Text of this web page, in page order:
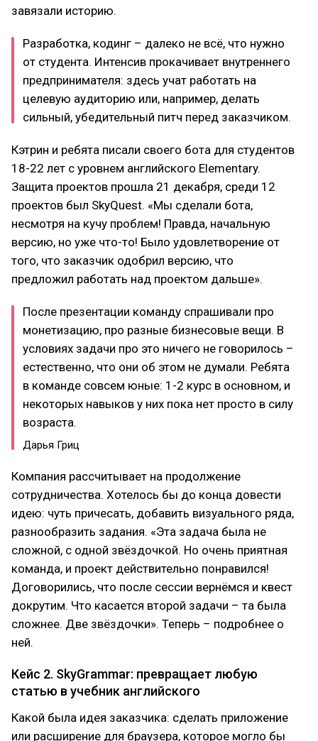
завязали историю.
Разработка, кодинг – далеко не всё, что нужно
от студента. Интенсив прокачивает внутреннего
предпринимателя: здесь учат работать на
целевую аудиторию или, например, делать
сильный, убедительный питч перед заказчиком.
Кэтрин и ребята писали своего бота для студентов
18-22 лет с уровнем английского Elementary.
Защита проектов прошла 21 декабря, среди 12
проектов был SkyQuest. «Мы сделали бота,
несмотря на кучу проблем! Правда, начальную
версию, но уже что-то! Было удовлетворение от
того, что заказчик одобрил версию, что
предложил работать над проектом дальше».
После презентации команду спрашивали про
монетизацию, про разные бизнесовые вещи. В
условиях задачи про это ничего не говорилось –
естественно, что они об этом не думали. Ребята
в команде совсем юные: 1-2 курс в основном, и
некоторых навыков у них пока нет просто в силу
возраста.
Дарья Гриц
Компания рассчитывает на продолжение
сотрудничества. Хотелось бы до конца довести
идею: чуть причесать, добавить визуального ряда,
разнообразить задания. «Эта задача была не
сложной, с одной звёздочкой. Но очень приятная
команда, и проект действительно понравился!
Договорились, что после сессии вернёмся и квест
докрутим. Что касается второй задачи – та была
сложнее. Две звёздочки». Теперь – подробнее о
ней.
Кейс 2. SkyGrammar: превращает любую
статью в учебник английского
Какой была идея заказчика: сделать приложение
или расширение для браузера, которое могло бы